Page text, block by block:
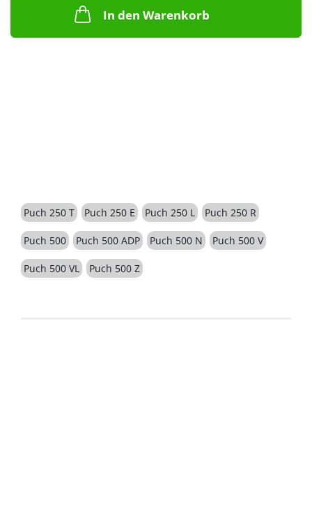
In den Warenkorb
Puch 250 T Puch 250 E Puch 250 L Puch 250 R
Puch 500 Puch 500 ADP Puch 500 N Puch 500 V
Puch 500 VL Puch 500 Z